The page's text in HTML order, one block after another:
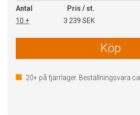
Antal
Pris / st.
10 +
3 239 SEK
Köp
20+ på fjärrlager. Beställningsvara ca.